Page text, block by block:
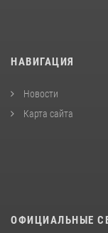
НАВИГАЦИЯ
Новости
Карта сайта
ОФИЦИАЛЬНЫЕ